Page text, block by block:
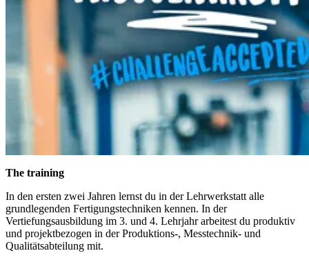
The training
In den ersten zwei Jahren lernst du in der Lehrwerkstatt alle
grundlegenden Fertigungstechniken kennen. In der
Vertiefungsausbildung im 3. und 4. Lehrjahr arbeitest du produktiv
und projektbezogen in der Produktions-, Messtechnik- und
Qualitätsabteilung mit.